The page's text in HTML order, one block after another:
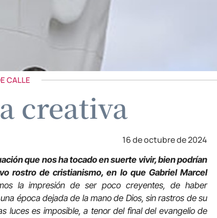
CALLE
creativa
16 de octubre de 2024
que nos ha tocado en suerte vivir, bien podrían
rostro de cristianismo, en lo que Gabriel Marcel
la impresión de ser poco creyentes, de haber
época dejada de la mano de Dios, sin rastros de su
luces es imposible, a tenor del final del evangelio de